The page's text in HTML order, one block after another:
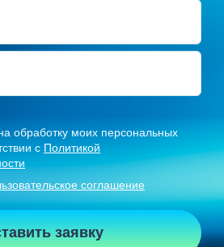
обработку моих персональных
с Политикой
соглашение
заявку